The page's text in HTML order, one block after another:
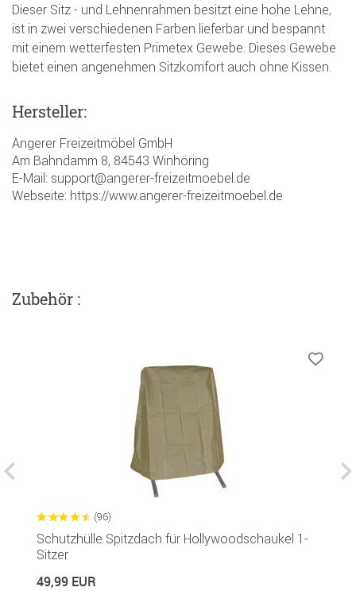
Dieser Sitz - und Lehnenrahmen besitzt eine hohe Lehne,
ist in zwei verschiedenen Farben lieferbar und bespannt
mit einem wetterfesten Primetex Gewebe. Dieses Gewebe
bietet einen angenehmen Sitzkomfort auch ohne Kissen.
Hersteller:
Angerer Freizeitmöbel GmbH
Am Bahndamm 8, 84543 Winhöring
E-Mail: support@angerer-freizeitmoebel.de
Webseite: https://www.angerer-freizeitmoebel.de
Zubehör :
(96)
Schutzhülle Spitzdach für Hollywoodschaukel 1-
Sitzer
49,99 EUR